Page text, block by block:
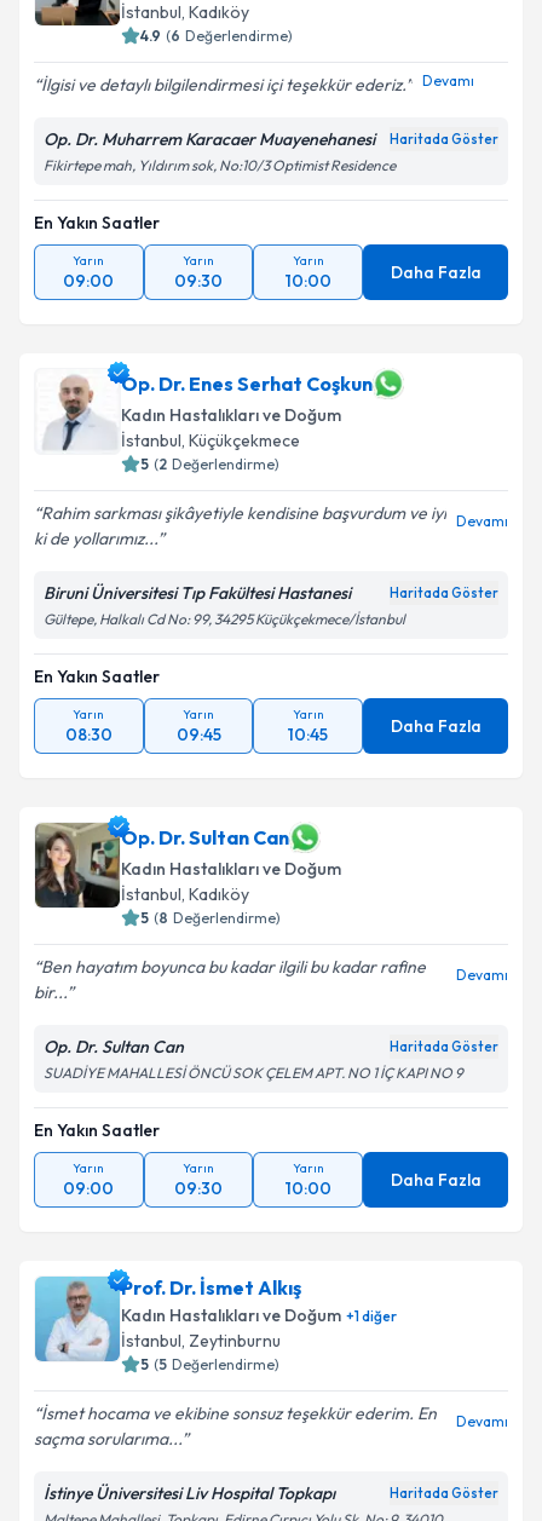
İstanbul, Kadıköy
4.9 (6 Değerlendirme)
İlgisi ve detaylı bilgilendirmesi içi teşekkür ederiz. Devamı
Op. Dr. Muharrem Karacaer Muayenehanesi Haritada Göster
Fikirtepe mah, Yıldırım sok, No:10/3 Optimist Residence
En Yakın Saatler
Yarın
09:00
Yarın
09:30
Yarın
10:00 Daha Fazla
Op. Dr. Enes Serhat Coşkun
Kadın Hastalıkları ve Doğum
İstanbul, Küçükçekmece
5 (2 Değerlendirme)
Rahim sarkması şikâyetiyle kendisine başvurdum ve iyi
ki de yollarımız...
Devamı
Biruni Üniversitesi Tıp Fakültesi Hastanesi Haritada Göster
Gültepe, Halkalı Cd No: 99, 34295 Küçükçekmece/İstanbul
En Yakın Saatler
Yarın
08:30
Yarın
09:45
Yarın
10:45 Daha Fazla
Op. Dr. Sultan Can
Kadın Hastalıkları ve Doğum
İstanbul, Kadıköy
5 (8 Değerlendirme)
Ben hayatım boyunca bu kadar ilgili bu kadar rafine
bir...
Devamı
Op. Dr. Sultan Can Haritada Göster
SUADİYE MAHALLESİ ÖNCÜ SOK ÇELEM APT. NO 1 İÇ KAPI NO 9
En Yakın Saatler
Yarın
09:00
Yarın
09:30
Yarın
10:00 Daha Fazla
Prof. Dr. İsmet Alkış
Kadın Hastalıkları ve Doğum +1diğer
İstanbul, Zeytinburnu
5 (5 Değerlendirme)
İsmet hocama ve ekibine sonsuz teşekkür ederim. En
saçma sorularıma...
Devamı
İstinye Üniversitesi Liv Hospital Topkapı Haritada Göster